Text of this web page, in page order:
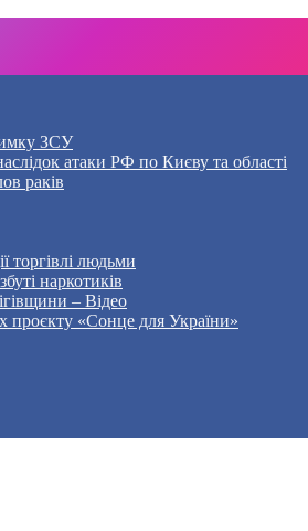
ЗСУ
атаки РФ по Києву та області
раків
торгівлі людьми
наркотиків
– Відео
проєкту «Сонце для України»